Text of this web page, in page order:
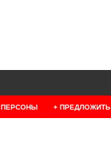
ПЕРСОНЫ + ПРЕДЛОЖИТЬ